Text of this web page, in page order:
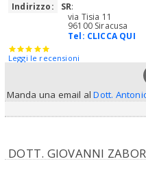
Indirizzo:
SR:
via Tisia 11
96100 Siracusa
Tel: CLICCA QUI
Leggi le recensioni
Manda una email alDott.
DOTT. GIOVANNI